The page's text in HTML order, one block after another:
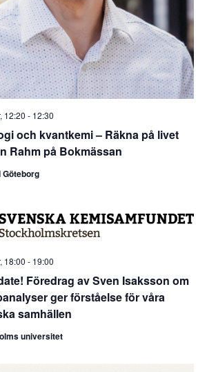
och kvantkemi – Räkna på livet
Rahm på Bokmässan
12:20 - 12:30
Föredrag av Sven Isaksson om
ger förståelse för våra
samhällen
18:00 - 19:00
universitet